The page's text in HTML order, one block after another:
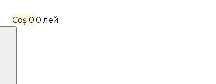
Coș 0 0 лей